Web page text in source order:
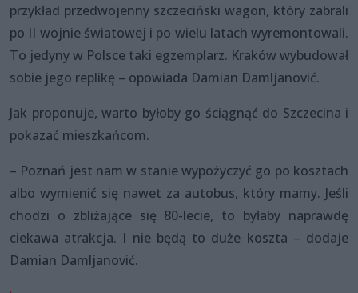
przykład przedwojenny szczeciński wagon, który zabrali
po II wojnie światowej i po wielu latach wyremontowali.
To jedyny w Polsce taki egzemplarz. Kraków wybudował
sobie jego replikę – opowiada Damian Damljanović.
Jak proponuje, warto byłoby go ściągnąć do Szczecina i
pokazać mieszkańcom.
– Poznań jest nam w stanie wypożyczyć go po kosztach
albo wymienić się nawet za autobus, który mamy. Jeśli
chodzi o zbliżające się 80-lecie, to byłaby naprawdę
ciekawa atrakcja. I nie będą to duże koszta – dodaje
Damian Damljanović.